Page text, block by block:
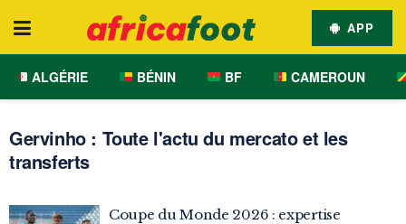
APP
ALGÉRIE BÉNIN BF CAMEROUN
Gervinho : Toute l'actu du mercato et les
transferts
Coupe du Monde 2026 : expertise